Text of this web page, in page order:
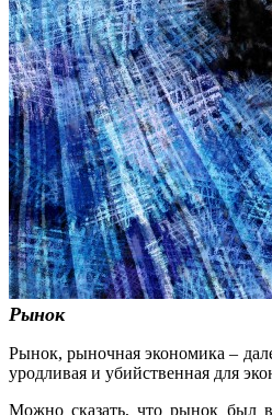
​Рынок
Рынок, рыночная экономика –
уродливая и убийственная для
Можно сказать, что рынок был